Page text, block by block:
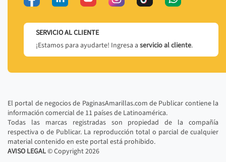
SERVICIO AL CLIENTE
¡Estamos para ayudarte! Ingresa a servicio al cliente.
El portal de negocios de PaginasAmarillas.com de Publicar contiene la
información comercial de 11 países de Latinoamérica.
Todas las marcas registradas son propiedad de la compañía
respectiva o de Publicar. La reproducción total o parcial de cualquier
material contenido en este portal está prohibido.
AVISO LEGAL© Copyright2026